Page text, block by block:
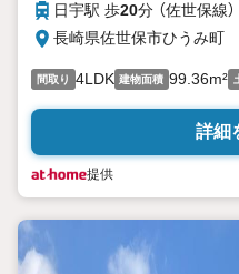
日宇駅 歩20分 （佐世保線）
長崎県佐世保市ひうみ町
間取り 4LDK 建物面積 99.36m²
詳細
提供